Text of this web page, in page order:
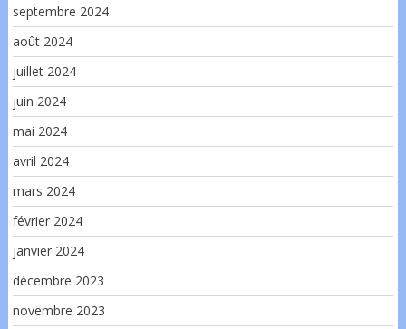
septembre 2024
août 2024
juillet 2024
juin 2024
mai 2024
avril 2024
mars 2024
février 2024
janvier 2024
décembre 2023
novembre 2023